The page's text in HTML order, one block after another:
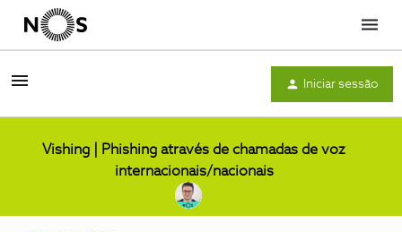
Menu
Iniciar sessão
Vishing | Phishing através de chamadas de voz
internacionais/nacionais